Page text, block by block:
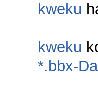
kweku
kweku
*.bbx-